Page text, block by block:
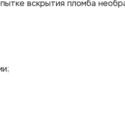
вскрытия пломба